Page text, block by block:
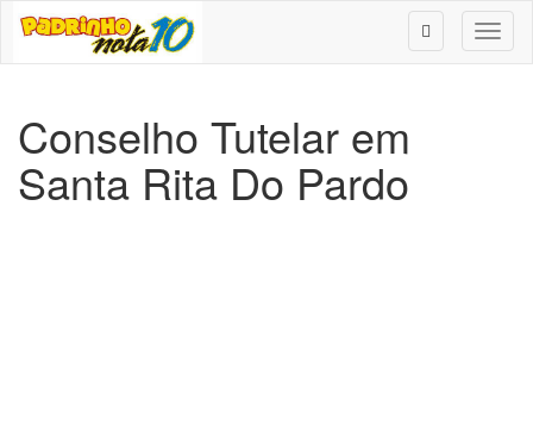
Conselho Tutelar em
Santa Rita Do Pardo